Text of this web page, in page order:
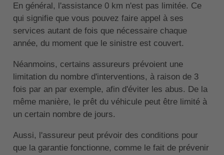
En général, l'assistance 0 km n'est pas limitée. Ce
qui signifie que vous pouvez faire appel à ses
services autant de fois que nécessaire chaque
année, du moment que le sinistre est couvert.
Néanmoins, certains assureurs prévoient une
limitation du nombre d'interventions, à raison de 3
fois par an par exemple, afin d'éviter les abus. De la
même manière, le prêt du véhicule peut être limité à
un certain nombre de jours.
Aussi, l'assureur peut prévoir des conditions pour
que la garantie fonctionne, comme le fait de prévenir